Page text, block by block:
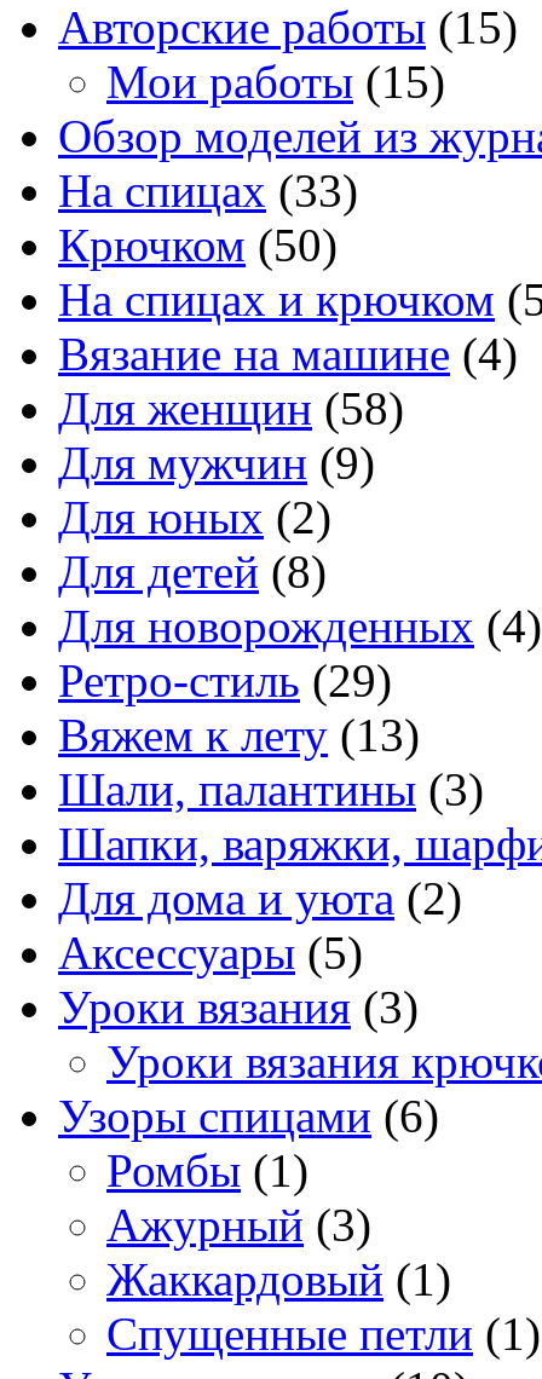
Авторские работы (15)
Мои работы (15)
Обзор моделей из
На спицах (33)
Крючком (50)
На спицах и крючком
Вязание на машине (4)
Для женщин (58)
Для мужчин (9)
Для юных (2)
Для детей (8)
Для новорожденных (4)
Ретро-стиль (29)
Вяжем к лету (13)
Шали, палантины (3)
Шапки, варяжки,
Для дома и уюта (2)
Аксессуары (5)
Уроки вязания (3)
Уроки вязания
Узоры спицами (6)
Ромбы (1)
Ажурный (3)
Жаккардовый (1)
Спущенные петли (1)